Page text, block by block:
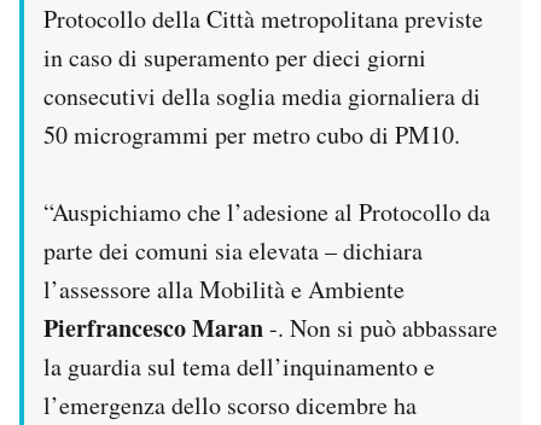
Protocollo della Città metropolitana previste
in caso di superamento per dieci giorni
consecutivi della soglia media giornaliera di
50 microgrammi per metro cubo di PM10.
“Auspichiamo che l’adesione al Protocollo da
parte dei comuni sia elevata – dichiara
l’assessore alla Mobilità e Ambiente
Pierfrancesco Maran-. Non si può abbassare
la guardia sul tema dell’inquinamento e
l’emergenza dello scorso dicembre ha